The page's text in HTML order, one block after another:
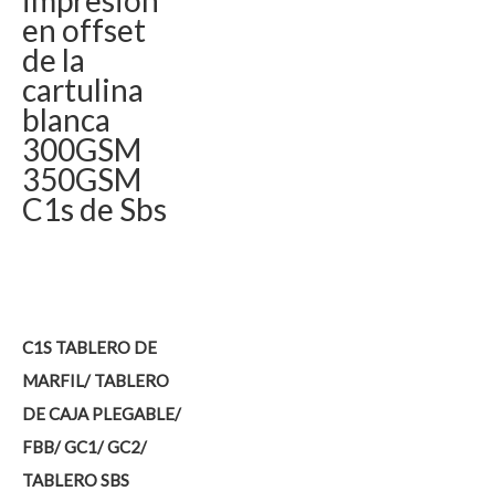
en offset
de la
cartulina
blanca
300GSM
350GSM
C1s de Sbs
C1S TABLERO DE
MARFIL/ TABLERO
DE CAJA PLEGABLE/
FBB/ GC1/ GC2/
TABLERO SBS